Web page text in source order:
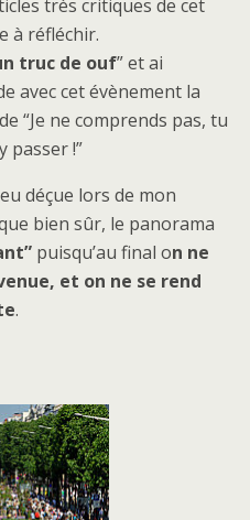
très critiques de cet
à réfléchir.
truc de ouf” et ai
avec cet évènement la
“Je ne comprends pas, tu
passer !”
déçue lors de mon
bien sûr, le panorama
puisqu’au final on ne
et on ne se rend
.